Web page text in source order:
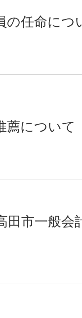
の任命につ
薦について
田市一般会